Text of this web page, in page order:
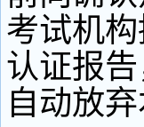
考试机
认证报
自动放